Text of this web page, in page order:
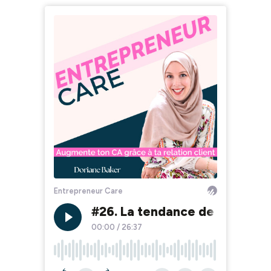
Entrepreneur Care
#26. La tendance de
00:00 / 26:37